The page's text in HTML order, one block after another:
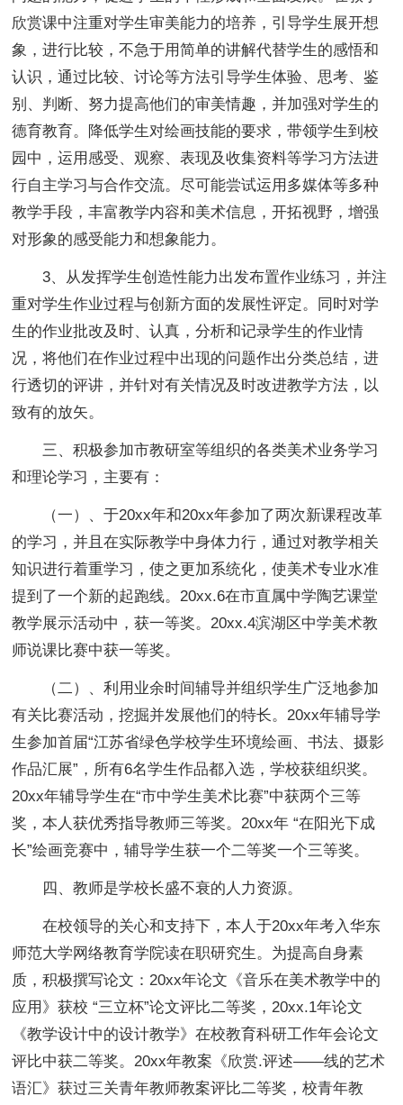
欣赏课中注重对学生审美能力的培养，引导学生展开想
象，进行比较，不急于用简单的讲解代替学生的感悟和
认识，通过比较、讨论等方法引导学生体验、思考、鉴
别、判断、努力提高他们的审美情趣，并加强对学生的
德育教育。降低学生对绘画技能的要求，带领学生到校
园中，运用感受、观察、表现及收集资料等学习方法进
行自主学习与合作交流。尽可能尝试运用多媒体等多种
教学手段，丰富教学内容和美术信息，开拓视野，增强
对形象的感受能力和想象能力。
3、从发挥学生创造性能力出发布置作业练习，并注
重对学生作业过程与创新方面的发展性评定。同时对学
生的作业批改及时、认真，分析和记录学生的作业情
况，将他们在作业过程中出现的问题作出分类总结，进
行透切的评讲，并针对有关情况及时改进教学方法，以
致有的放矢。
三、积极参加市教研室等组织的各类美术业务学习
和理论学习，主要有：
（一）、于20xx年和20xx年参加了两次新课程改革
的学习，并且在实际教学中身体力行，通过对教学相关
知识进行着重学习，使之更加系统化，使美术专业水准
提到了一个新的起跑线。20xx.6在市直属中学陶艺课堂
教学展示活动中，获一等奖。20xx.4滨湖区中学美术教
师说课比赛中获一等奖。
（二）、利用业余时间辅导并组织学生广泛地参加
有关比赛活动，挖掘并发展他们的特长。20xx年辅导学
生参加首届“江苏省绿色学校学生环境绘画、书法、摄影
作品汇展”，所有6名学生作品都入选，学校获组织奖。
20xx年辅导学生在“市中学生美术比赛”中获两个三等
奖，本人获优秀指导教师三等奖。20xx年 “在阳光下成
长”绘画竞赛中，辅导学生获一个二等奖一个三等奖。
四、教师是学校长盛不衰的人力资源。
在校领导的关心和支持下，本人于20xx年考入华东
师范大学网络教育学院读在职研究生。为提高自身素
质，积极撰写论文：20xx年论文《音乐在美术教学中的
应用》获校 “三立杯”论文评比二等奖，20xx.1年论文
《教学设计中的设计教学》在校教育科研工作年会论文
评比中获二等奖。20xx年教案《欣赏.评述——线的艺术
语汇》获过三关青年教师教案评比二等奖，校青年教